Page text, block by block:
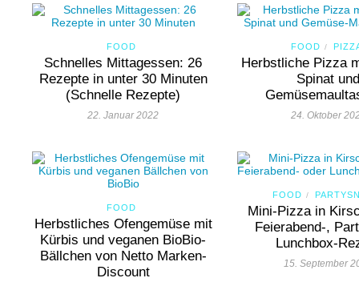
FOOD
Schnelles Mittagessen: 26
Rezepte in unter 30 Minuten
(Schnelle Rezepte)
22. Januar 2022
FOOD /
Herbstliche Pizza
Spinat
24. Oktober
FOOD
Herbstliches Ofengemüse mit
Kürbis und veganen BioBio-
Bällchen von Netto Marken-
Discount
FOOD /
Mini-Pizza in
Feierabend-,
Lunchbox-
15. September